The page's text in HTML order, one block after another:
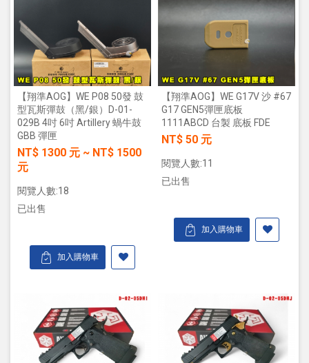
【翔準AOG】WE P08 50發 鼓
型瓦斯彈鼓（黑/銀）D-01-
029B 4吋 6吋 Artillery 蝸牛鼓
GBB 彈匣
NT$ 1300 元 ~ NT$ 1500
元
閱覽人數:18
已出售
加入購物車
【翔準AOG】WE G17V 沙 #67
G17 GEN5彈匣底板
1111ABCD 台製 底板 FDE
NT$ 50 元
閱覽人數:11
已出售
加入購物車